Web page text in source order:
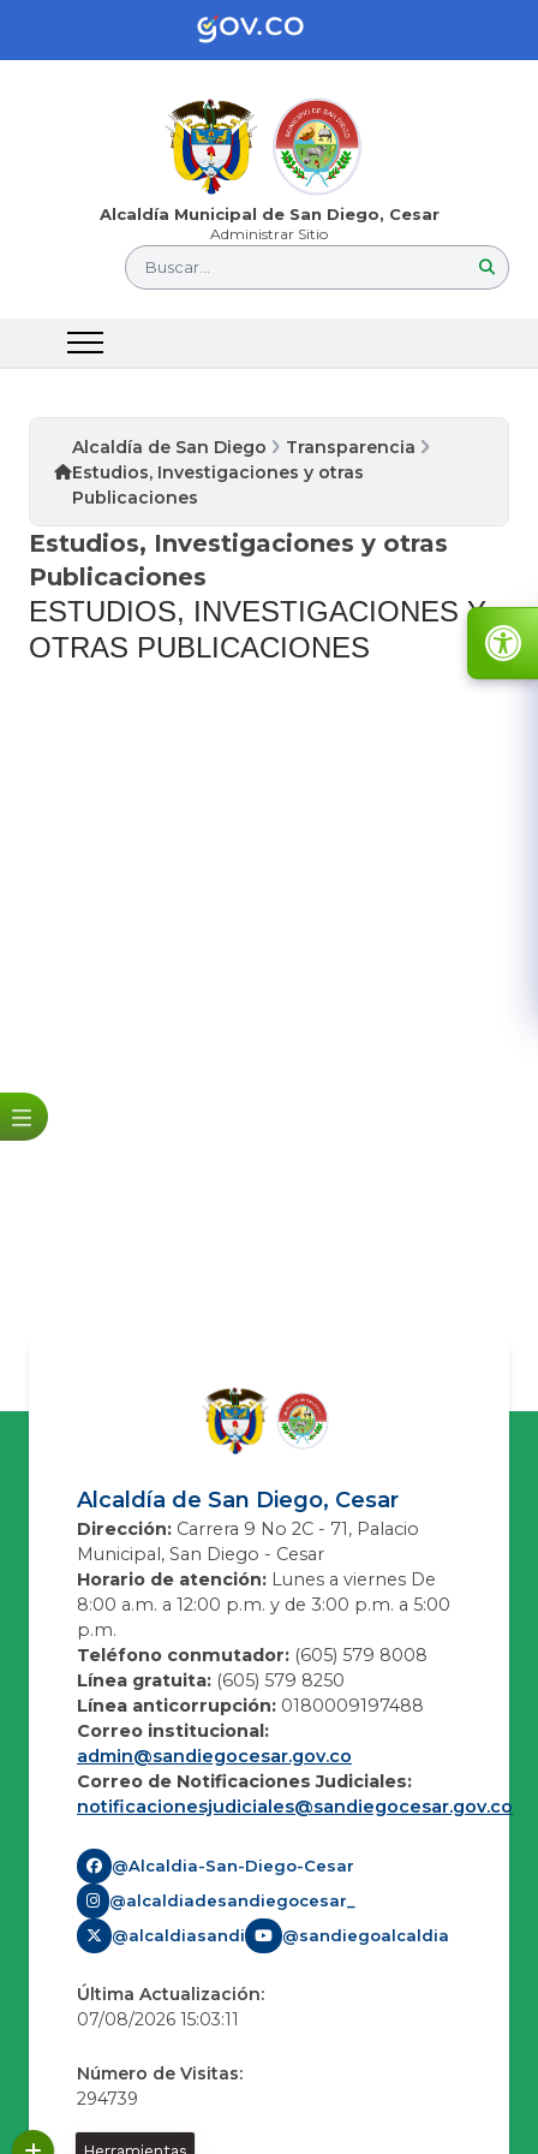
Alcaldía Municipal de San Diego, Cesar
Administrar Sitio
Buscar...
Alcaldía de San Diego
Transparencia
Estudios, Investigaciones y otras
Publicaciones
Estudios, Investigaciones y otras
Publicaciones
ESTUDIOS, INVESTIGACIONES Y
OTRAS PUBLICACIONES
Alcaldía de San Diego, Cesar
Dirección: Carrera 9 No 2C - 71, Palacio
Municipal, San Diego - Cesar
Horario de atención: Lunes a viernes De
8:00 a.m. a 12:00 p.m. y de 3:00 p.m. a 5:00
p.m.
Teléfono conmutador: (605) 579 8008
Línea gratuita: (605) 579 8250
Línea anticorrupción: 0180009197488
Correo institucional:
admin@sandiegocesar.gov.co
Correo de Notificaciones Judiciales:
notificacionesjudiciales@sandiegocesar.gov.co
@Alcaldia-San-Diego-Cesar
@alcaldiadesandiegocesar_
@alcaldiasandi
@sandiegoalcaldia
Última Actualización:
07/08/2026 15:03:11
Número de Visitas:
294739